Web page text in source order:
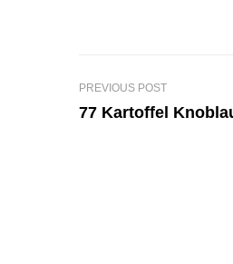
PREVIOUS POST
77 Kartoffel